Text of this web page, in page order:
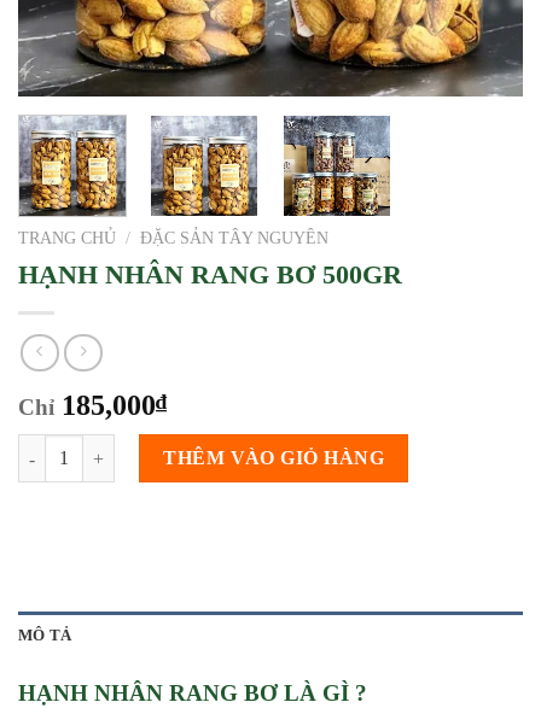
TRANG CHỦ / ĐẶC SẢN TÂY NGUYÊN
HẠNH NHÂN RANG BƠ 500GR
Chỉ 185,000₫
HẠNH NHÂN RANG BƠ 500GR số lượng
THÊM VÀO GIỎ HÀNG
MÔ TẢ
HẠNH NHÂN RANG BƠ LÀ GÌ ?